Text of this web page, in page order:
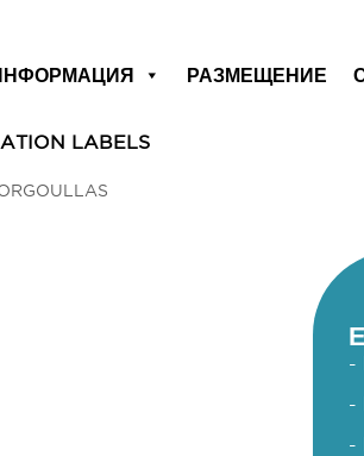
РАЗМЕЩЕНИЕ
LABELS
-
-
-